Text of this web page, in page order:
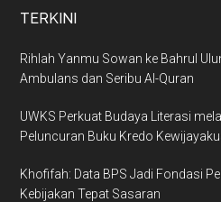
TERKINI
Rihlah Yanmu Sowan ke Bahrul
Ambulans dan Seribu Al-Quran
UWKS Perkuat Budaya Literasi
Peluncuran Buku Kredo
Khofifah: Data BPS Jadi Fondasi
Kebijakan Tepat Sasaran